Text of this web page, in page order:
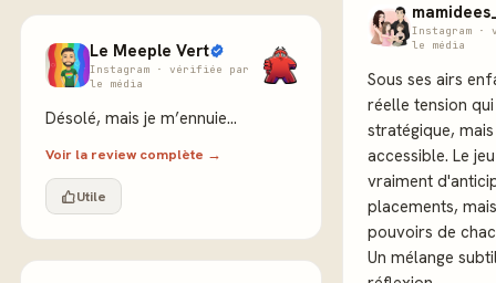
Le Meeple Vert
Instagram · vérifiée par
le média
Désolé, mais je m’ennuie...
Voir la review complète →
Utile
Instagram ·
le média
Sous ses airs
réelle tension
stratégique,
accessible. Le
vraiment
placements,
pouvoirs de
Un mélange